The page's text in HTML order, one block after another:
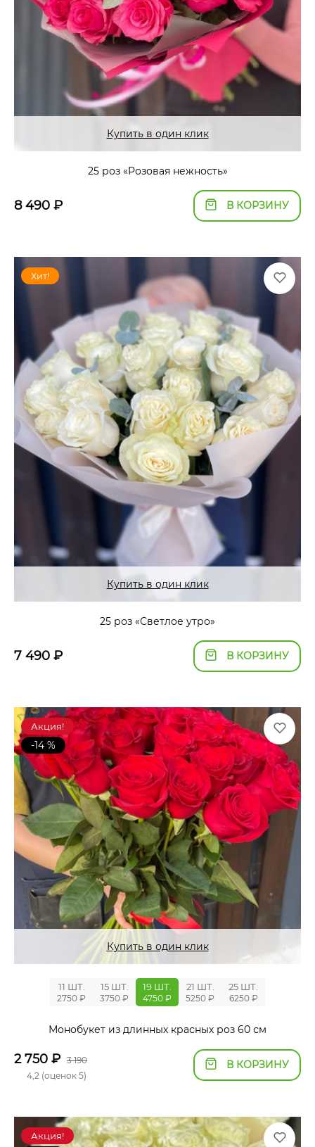
Купить в один клик
25 роз «Розовая нежность»
8 490 ₽ В КОРЗИНУ
Хит!
Купить в один клик
25 роз «Светлое утро»
7 490 ₽ В КОРЗИНУ
Акция!
-14 %
Купить в один клик
11 ШТ.
2750 ₽
15 ШТ.
3750 ₽
19 ШТ.
4750 ₽
21 ШТ.
5250 ₽
25 ШТ.
6250 ₽
Монобукет из длинных красных роз 60 см
2 750 ₽ 3 190
4,2 (оценок 5)
В КОРЗИНУ
Акция!